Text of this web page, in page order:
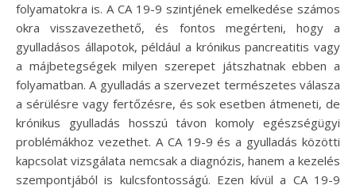
folyamatokra is. A CA 19-9 szintjének emelkedése számos
okra visszavezethető, és fontos megérteni, hogy a
gyulladásos állapotok, például a krónikus pancreatitis vagy
a májbetegségek milyen szerepet játszhatnak ebben a
folyamatban. A gyulladás a szervezet természetes válasza
a sérülésre vagy fertőzésre, és sok esetben átmeneti, de
krónikus gyulladás hosszú távon komoly egészségügyi
problémákhoz vezethet. A CA 19-9 és a gyulladás közötti
kapcsolat vizsgálata nemcsak a diagnózis, hanem a kezelés
szempontjából is kulcsfontosságú. Ezen kívül a CA 19-9